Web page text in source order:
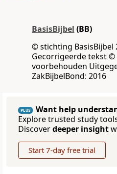
BasisBijbel (BB)
© stichting BasisBijbel
Gecorrigeerde tekst ©
voorbehouden
ZakBijbelBond: 2016
PLUS
Want help
Explore trusted study
Discoverdeeper insight
Start 7-day free trial